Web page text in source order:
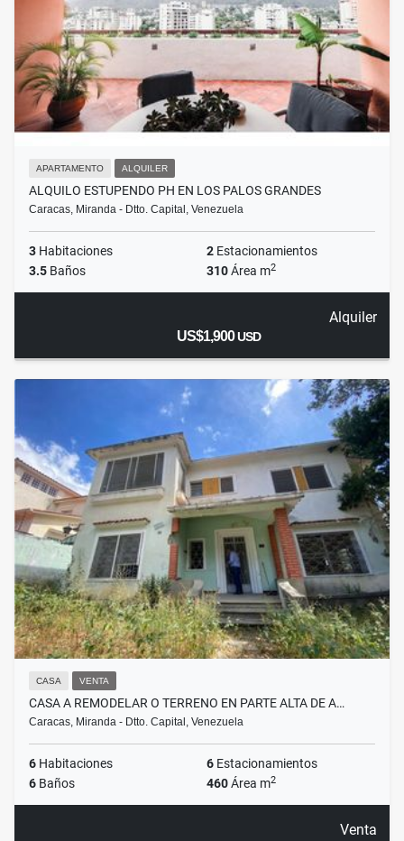
APARTAMENTO ALQUILER
ALQUILO ESTUPENDO PH EN LOS PALOS GRANDES
Caracas, Miranda - Dtto. Capital, Venezuela
3 Habitaciones 2 Estacionamientos
3.5 Baños 310Área m2
Alquiler
US$1,900USD
CASA VENTA
CASA A REMODELAR O TERRENO EN PARTE ALTA DE A…
Caracas, Miranda - Dtto. Capital, Venezuela
6 Habitaciones 6 Estacionamientos
6 Baños 460Área m2
Venta